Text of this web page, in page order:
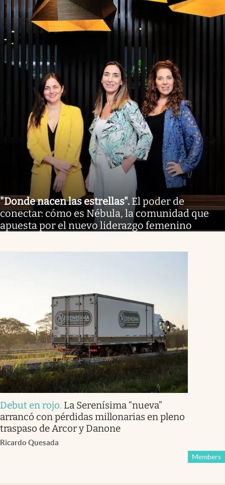
"Donde nacen las estrellas". El poder de
conectar: cómo es Nébula, la comunidad que
apuesta por el nuevo liderazgo femenino
Debut en rojo. La Serenísima “nueva”
arrancó con pérdidas millonarias en pleno
traspaso de Arcor y Danone
Ricardo Quesada
Members